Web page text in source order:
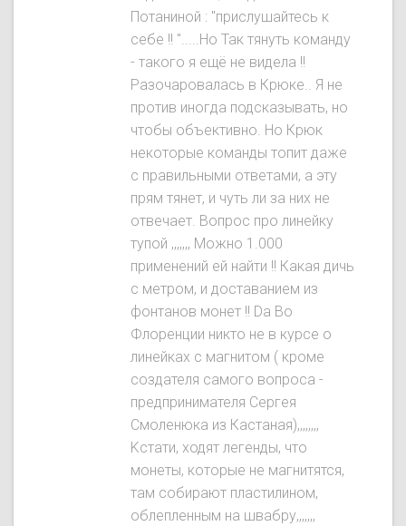
Потаниной : "прислушайтесь к
себе !! ".....Ho Так тянуть команду
- такого я ещё не видела !!
Разочаровалась в Крюке.. Я не
против иногда подсказывать, но
чтобы объективно. Ho Крюк
некоторые команды топит даже
с правильными ответами, а эту
прям тянет, и чуть ли за них не
отвечает. Вопрос про линейку
тупой ,,,,,,, Можно 1.000
применений ей найти !! Какая дичь
с метром, и доставанием из
фонтанов монет !! Da Во
Флоренции никто не в курсе о
линейках с магнитом ( кроме
создателя самого вопроса -
предпринимателя Сергея
Смоленюка из Кастаная),,,,,,,,
Kстати, ходят легенды, что
монеты, которые не магнитятся,
там собирают пластилином,
облепленным на швабру,,,,,,,